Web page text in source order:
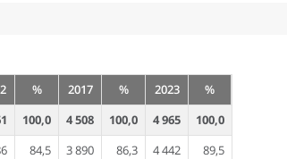
% 2017 % 2023
%
100,0 4 508 100,0 4 965
100,0
84,5 3 890 86,3 4 442
89,5